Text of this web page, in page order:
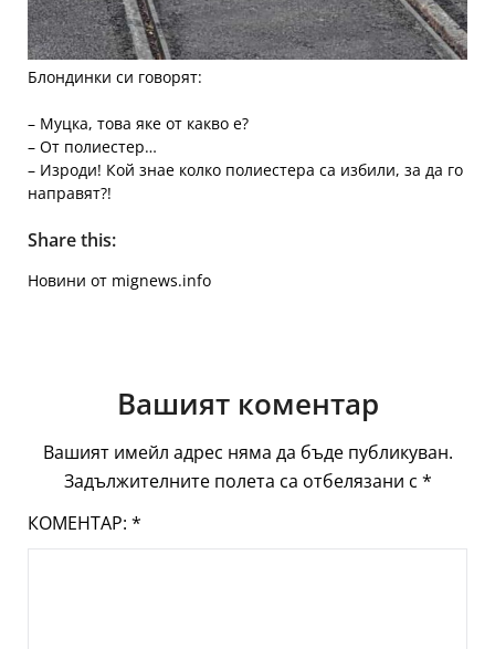
Блондинки си говорят:
– Муцка, това яке от какво е?
– От полиестер…
– Изроди! Кой знае колко полиестера са избили, за да го
направят?!
Share this:
Новини от mignews.info
Вашият коментар
Вашият имейл адрес няма да бъде публикуван.
Задължителните полета са отбелязани с *
КОМЕНТАР: *